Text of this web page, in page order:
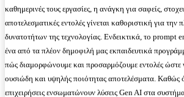
καθημερινές τους εργασίες, η ανάγκη για σαφείς,
αποτελεσματικές εντολές γίνεται καθοριστική για
δυνατοτήτων της τεχνολογίας. Ενδεικτικά, το prompt
ένα από τα πλέον δημοφιλή μας εκπαιδευτικά
πώς διαμορφώνουμε και προσαρμόζουμε εντολές ώστε
ουσιώδη και υψηλής ποιότητας αποτελέσματα. Καθώς
επιχειρήσεις ενσωματώνουν λύσεις Gen AI στα